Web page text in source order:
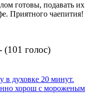
готовы, подавать их
Приятного чаепития!
(101 голос)
в духовке 20 минут.
хорош с мороженым